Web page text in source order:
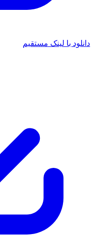
با لینک مستقیم